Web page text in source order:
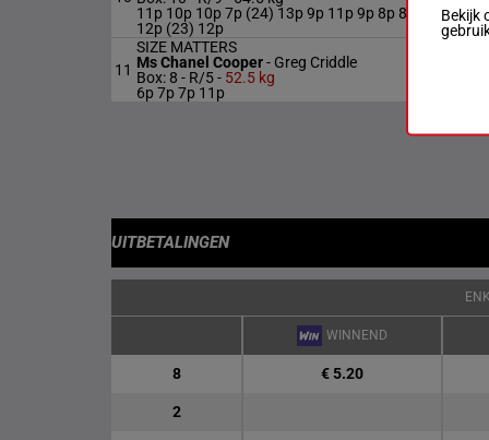
11p 10p 10p 7p (24) 13p 9p 11p 9p 8p 8p
12p (23) 12p
11
SIZE MATTERS
Ms Chanel Cooper- Greg Criddle
Box: 8 - R/5 - 52.5 kg
6p 7p 7p 11p
UITBETALINGEN
WINNEND
8 € 5.20
2
Bekijk